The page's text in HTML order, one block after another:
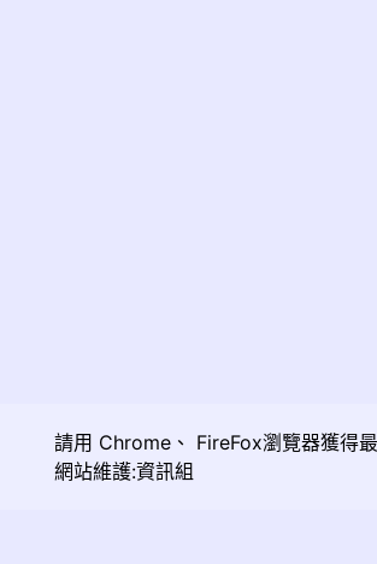
請用 Chrome 、 FireFox瀏覽器獲得
網站維護:資訊組